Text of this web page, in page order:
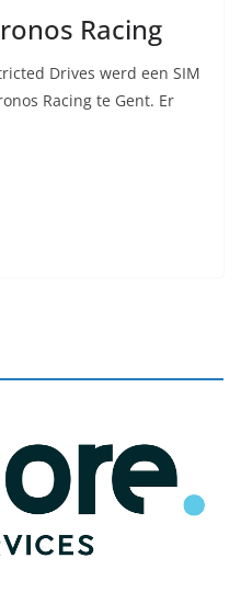
Racing
Drives werd een SIM
Racing te Gent. Er